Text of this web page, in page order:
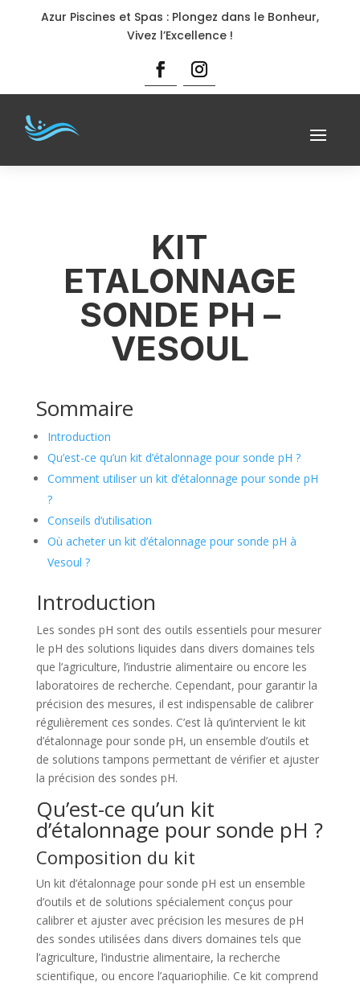
Azur Piscines et Spas : Plongez dans le Bonheur,
Vivez l’Excellence !
KIT
ETALONNAGE
SONDE PH –
VESOUL
Sommaire
Introduction
Qu’est-ce qu’un kit d’étalonnage pour sonde pH ?
Comment utiliser un kit d’étalonnage pour sonde pH
?
Conseils d’utilisation
Où acheter un kit d’étalonnage pour sonde pH à
Vesoul ?
Introduction
Les sondes pH sont des outils essentiels pour mesurer
le pH des solutions liquides dans divers domaines tels
que l’agriculture, l’industrie alimentaire ou encore les
laboratoires de recherche. Cependant, pour garantir la
précision des mesures, il est indispensable de calibrer
régulièrement ces sondes. C’est là qu’intervient le kit
d’étalonnage pour sonde pH, un ensemble d’outils et
de solutions tampons permettant de vérifier et ajuster
la précision des sondes pH.
Qu’est-ce qu’un kit
d’étalonnage pour sonde pH ?
Composition du kit
Un kit d’étalonnage pour sonde pH est un ensemble
d’outils et de solutions spécialement conçus pour
calibrer et ajuster avec précision les mesures de pH
des sondes utilisées dans divers domaines tels que
l’agriculture, l’industrie alimentaire, la recherche
scientifique, ou encore l’aquariophilie. Ce kit comprend